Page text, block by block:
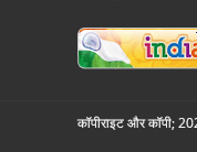
कॉपीराइट और कॉपी;